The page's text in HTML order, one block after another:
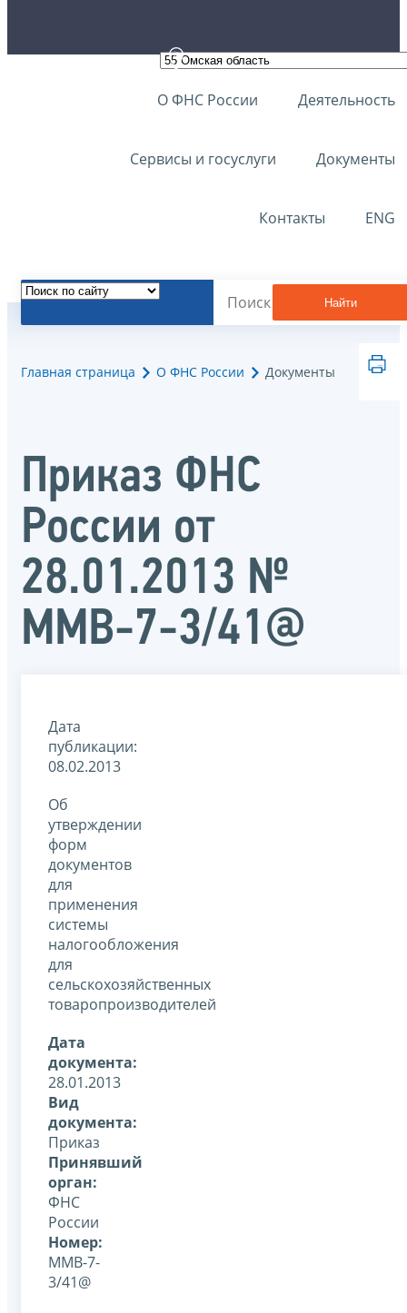
О ФНС России Деятельность
Сервисы и госуслуги Документы
Контакты ENG
Найти
Главная страница О ФНС России Документы
Приказ ФНС
России от
28.01.2013 №
ММВ-7-3/41@
Дата
публикации:
08.02.2013
Об
утверждении
форм
документов
для
применения
системы
налогообложения
для
сельскохозяйственных
товаропроизводителей
Дата
документа:
28.01.2013
Вид
документа:
Приказ
Принявший
орган:
ФНС
России
Номер:
ММВ-7-
3/41@